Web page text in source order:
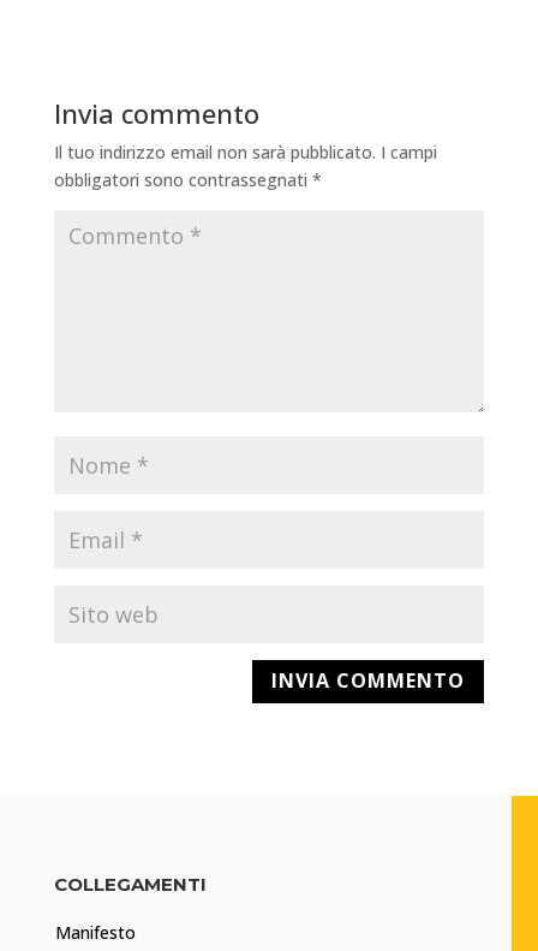
Invia commento
Il tuo indirizzo email non sarà pubblicato. I campi
obbligatori sono contrassegnati *
COLLEGAMENTI
Manifesto